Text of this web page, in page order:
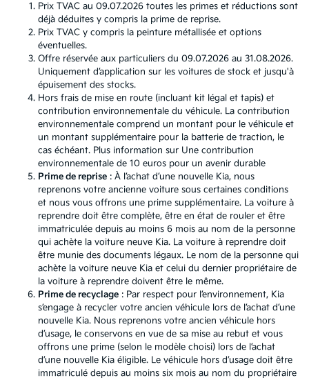
Prix TVAC au 09.07.2026 toutes les primes et réductions sont
déjà déduites y compris la prime de reprise.
Prix TVAC y compris la peinture métallisée et options
éventuelles.
Offre réservée aux particuliers du 09.07.2026 au 31.08.2026.
Uniquement d’application sur les voitures de stock et jusqu'à
épuisement des stocks.
Hors frais de mise en route (incluant kit légal et tapis) et
contribution environnementale du véhicule. La contribution
environnementale comprend un montant pour le véhicule et
un montant supplémentaire pour la batterie de traction, le
cas échéant. Plus information sur Une contribution
environnementale de 10 euros pour un avenir durable
Prime de reprise : À l’achat d’une nouvelle Kia, nous
reprenons votre ancienne voiture sous certaines conditions
et nous vous offrons une prime supplémentaire. La voiture à
reprendre doit être complète, être en état de rouler et être
immatriculée depuis au moins 6 mois au nom de la personne
qui achète la voiture neuve Kia. La voiture à reprendre doit
être munie des documents légaux. Le nom de la personne qui
achète la voiture neuve Kia et celui du dernier propriétaire de
la voiture à reprendre doivent être le même.
Prime de recyclage : Par respect pour l’environnement, Kia
s’engage à recycler votre ancien véhicule lors de l’achat d’une
nouvelle Kia. Nous reprenons votre ancien véhicule hors
d’usage, le conservons en vue de sa mise au rebut et vous
offrons une prime (selon le modèle choisi) lors de l’achat
d’une nouvelle Kia éligible. Le véhicule hors d’usage doit être
immatriculé depuis au moins six mois au nom du propriétaire